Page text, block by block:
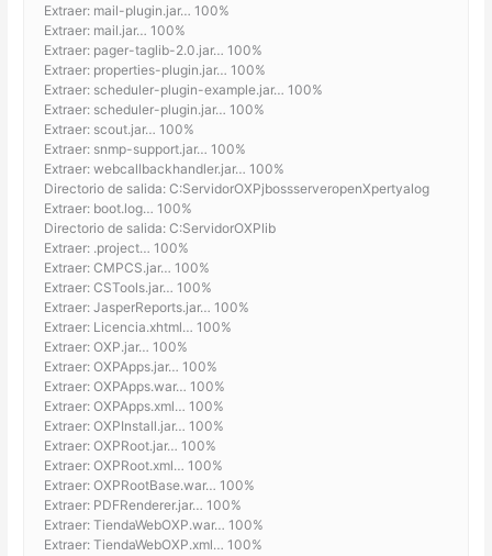
Extraer: mail-plugin.jar… 100%
Extraer: mail.jar… 100%
Extraer: pager-taglib-2.0.jar… 100%
Extraer: properties-plugin.jar… 100%
Extraer: scheduler-plugin-example.jar… 100%
Extraer: scheduler-plugin.jar… 100%
Extraer: scout.jar… 100%
Extraer: snmp-support.jar… 100%
Extraer: webcallbackhandler.jar… 100%
Directorio de salida: C:ServidorOXPjbossserveropenXpertyalog
Extraer: boot.log… 100%
Directorio de salida: C:ServidorOXPlib
Extraer: .project… 100%
Extraer: CMPCS.jar… 100%
Extraer: CSTools.jar… 100%
Extraer: JasperReports.jar… 100%
Extraer: Licencia.xhtml… 100%
Extraer: OXP.jar… 100%
Extraer: OXPApps.jar… 100%
Extraer: OXPApps.war… 100%
Extraer: OXPApps.xml… 100%
Extraer: OXPInstall.jar… 100%
Extraer: OXPRoot.jar… 100%
Extraer: OXPRoot.xml… 100%
Extraer: OXPRootBase.war… 100%
Extraer: PDFRenderer.jar… 100%
Extraer: TiendaWebOXP.war… 100%
Extraer: TiendaWebOXP.xml… 100%